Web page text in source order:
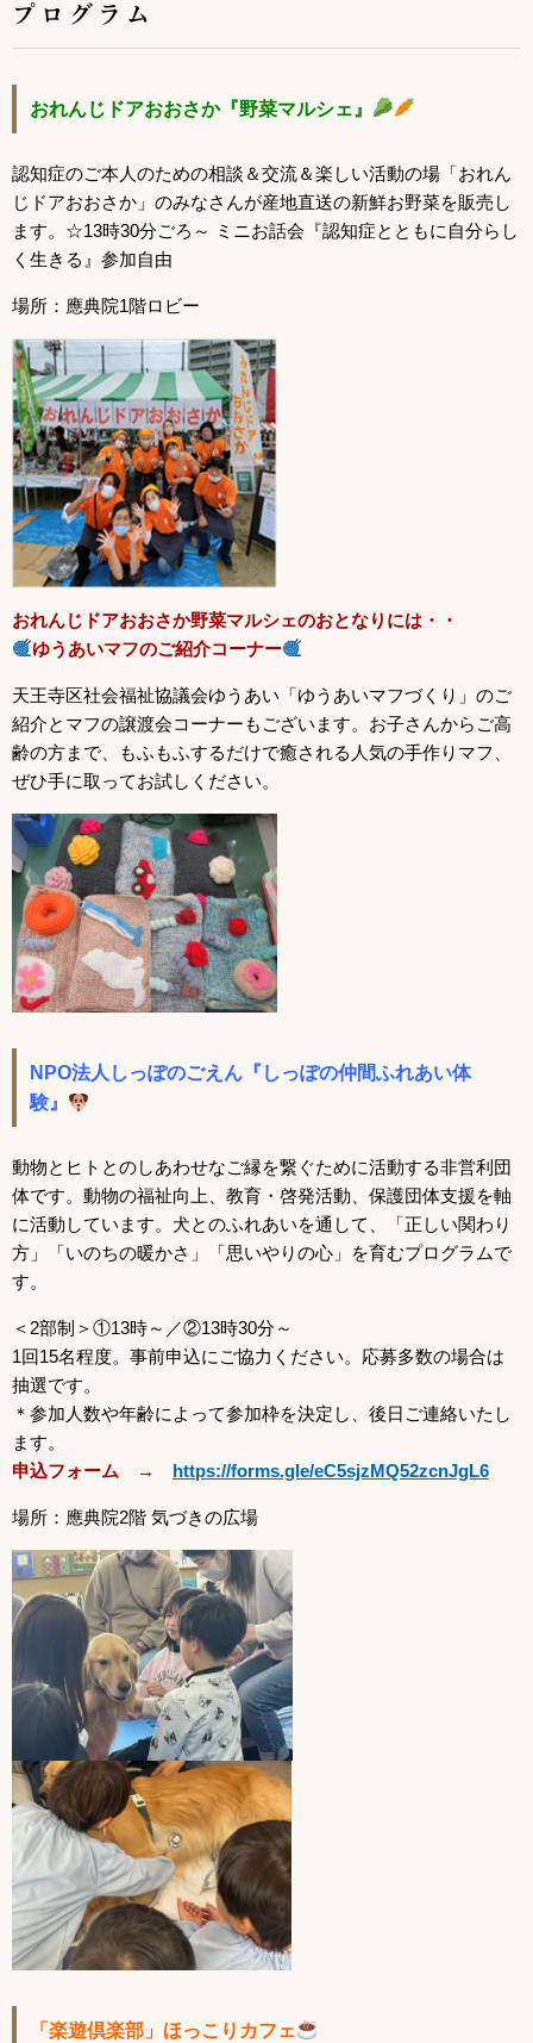
プログラム
おれんじドアおおさか『野菜マルシェ』
認知症のご本人のための相談＆交流＆楽しい活動の場「おれん
じドアおおさか」のみなさんが産地直送の新鮮お野菜を販売し
ます。 ☆13時30分ごろ～ ミニお話会『認知症とともに自分らし
く生きる』参加自由
場所：應典院1階ロビー
おれんじドアおおさか野菜マルシェのおとなりには・・
ゆうあいマフのご紹介コーナー
天王寺区社会福祉協議会ゆうあい「ゆうあいマフづくり」のご
紹介とマフの譲渡会コーナーもございます。お子さんからご高
齢の方まで、もふもふするだけで癒される人気の手作りマフ、
ぜひ手に取ってお試しください。
NPO法人しっぽのごえん『しっぽの仲間ふれあい体
験』
動物とヒトとのしあわせなご縁を繋ぐために活動する非営利団
体です。動物の福祉向上、教育・啓発活動、保護団体支援を軸
に活動しています。 犬とのふれあいを通して、「正しい関わり
方」「いのちの暖かさ」「思いやりの心」を育むプログラムで
す。
＜2部制＞①13時～／②13時30分～
1回15名程度。事前申込にご協力ください。応募多数の場合は
抽選です。
＊参加人数や年齢によって参加枠を決定し、後日ご連絡いたし
ます。
申込フォーム → https://forms.gle/eC5sjzMQ52zcnJgL6
場所：應典院2階 気づきの広場
「楽遊倶楽部」ほっこりカフェ